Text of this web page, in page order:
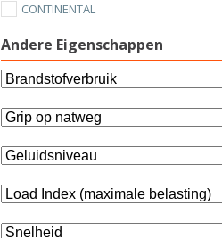
CONTINENTAL
Andere Eigenschappen